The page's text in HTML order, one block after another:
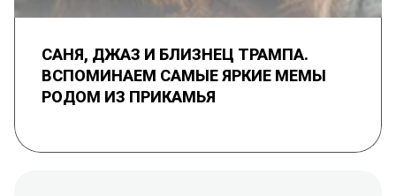
САНЯ, ДЖАЗ И БЛИЗНЕЦ ТРАМПА.
ВСПОМИНАЕМ САМЫЕ ЯРКИЕ МЕМЫ
РОДОМ ИЗ ПРИКАМЬЯ